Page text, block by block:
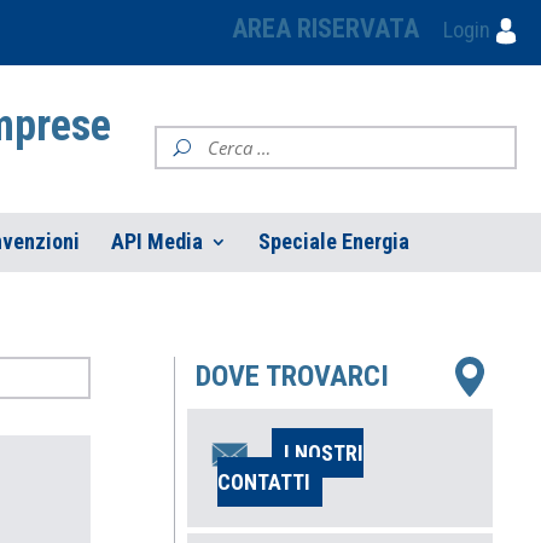
AREA RISERVATA Login
API Media Speciale Energia
DOVE TROVARCI
I NOSTRI
CONTATTI